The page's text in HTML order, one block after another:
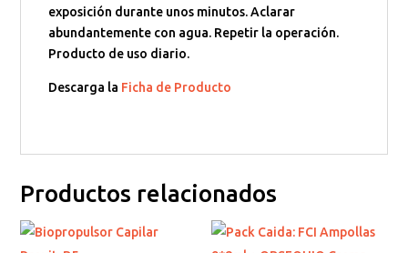
exposición durante unos minutos. Aclarar
abundantemente con agua. Repetir la operación.
Producto de uso diario.
Descarga la Ficha de Producto
Productos relacionados